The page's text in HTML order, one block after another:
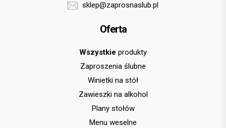
sklep@zaprosnaslub.pl
Oferta
Wszystkie produkty
Zaproszenia ślubne
Winietki na stół
Zawieszki na alkohol
Plany stołów
Menu weselne